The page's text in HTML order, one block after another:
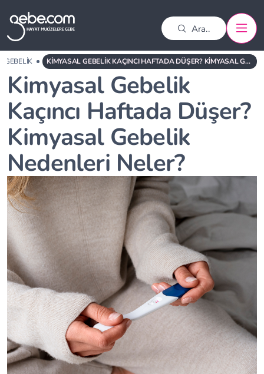
GEBELIK KIMYASAL GEBELIK KAÇINCI HAFTADA DÜŞER? KIMYASAL GEBELIK NEDENLERI NELER?
Kimyasal Gebelik
Kaçıncı Haftada Düşer?
Kimyasal Gebelik
Nedenleri Neler?